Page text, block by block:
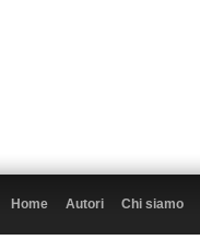
Home Autori Chi siamo